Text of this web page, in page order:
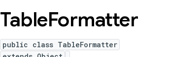
TableFormatter
public class TableFormatter